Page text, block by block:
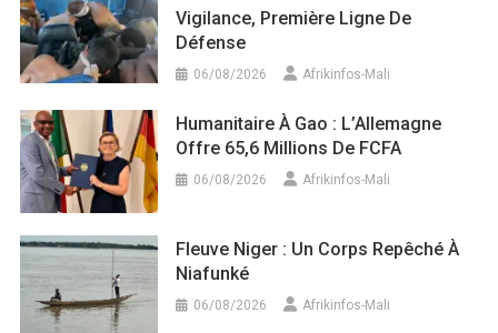
Vigilance, Première Ligne De
Défense
06/08/2026 Afrikinfos-Mali
Humanitaire À Gao : L’Allemagne
Offre 65,6 Millions De FCFA
06/08/2026 Afrikinfos-Mali
Fleuve Niger : Un Corps Repêché À
Niafunké
06/08/2026 Afrikinfos-Mali